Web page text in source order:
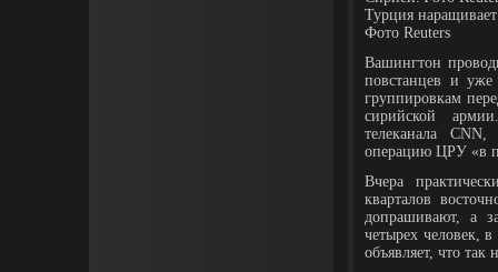
Турция
Фото Reuters
Вашингтон
повстанцев и
группировкам
сирийской
телеканала
операцию ЦРУ «в
Вчера
кварталов
допрашивают, а
четырех человек,
объявляет, что